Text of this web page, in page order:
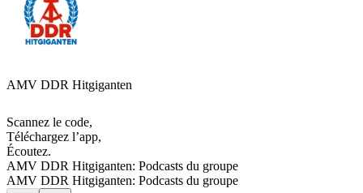
AMV DDR Hitgiganten
Scannez le code,
Téléchargez l’app,
Écoutez.
AMV DDR Hitgiganten: Podcasts du groupe
AMV DDR Hitgiganten: Podcasts du groupe